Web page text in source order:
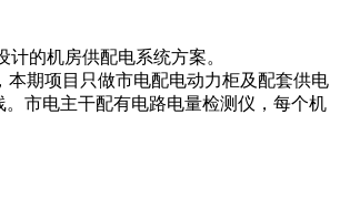
的机房供配电系统方案。
期项目只做市电配电动力柜及配套供电
市电主干配有电路电量检测仪，每个机